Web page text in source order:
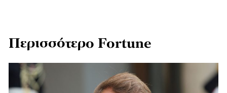
Περισσότερο Fortune